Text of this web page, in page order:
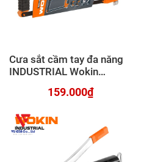
Cưa sắt cầm tay đa năng
INDUSTRIAL Wokin
159.000₫